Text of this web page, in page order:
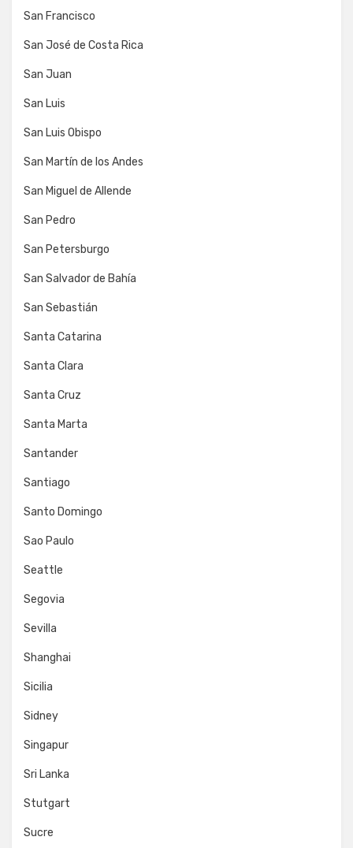
San Francisco
San José de Costa Rica
San Juan
San Luis
San Luis Obispo
San Martín de los Andes
San Miguel de Allende
San Pedro
San Petersburgo
San Salvador de Bahía
San Sebastián
Santa Catarina
Santa Clara
Santa Cruz
Santa Marta
Santander
Santiago
Santo Domingo
Sao Paulo
Seattle
Segovia
Sevilla
Shanghai
Sicilia
Sidney
Singapur
Sri Lanka
Stutgart
Sucre